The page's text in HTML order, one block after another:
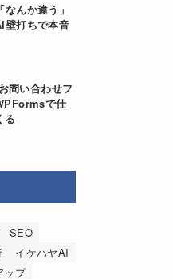
んか違う」
壁打ちで本音
問い合わせフ
で仕
る
SEO
イケハヤAI
ップ